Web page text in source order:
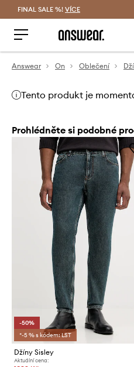
FINAL SALE %! VÍCE
Answear On Oblečení
Tento produkt je
Prohlédněte si podobné
-50%
*-5 % s kódem: LST
Džíny Sisley
Aktuální cena: